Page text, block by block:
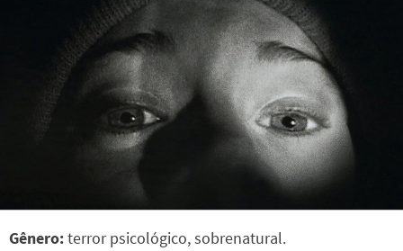
Gênero:terror psicológico, sobrenatural.